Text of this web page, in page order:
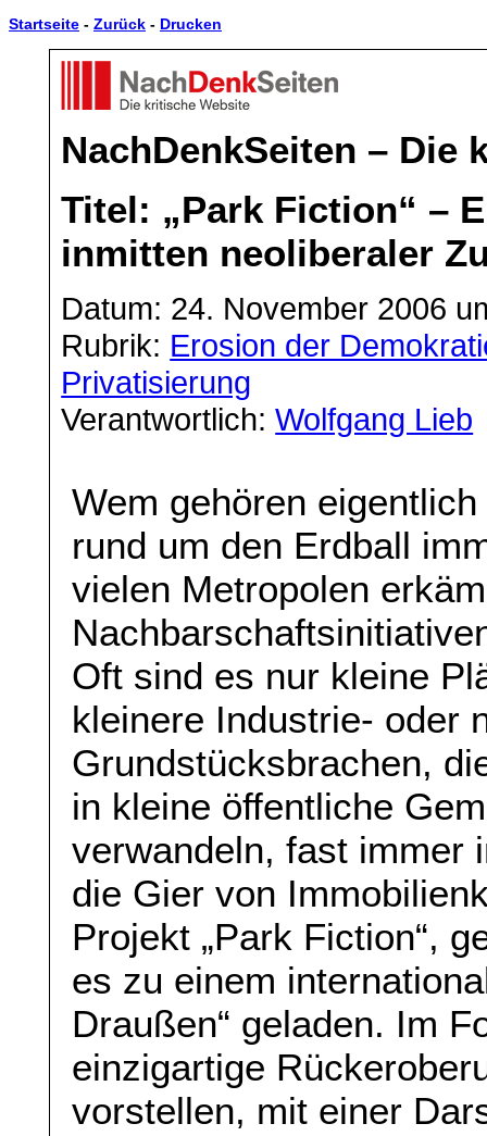
Startseite - Zurück - Drucken
NachDenkSeiten – Die
Titel: „Park Fiction“ –
inmitten neoliberaler
Datum: 24. November 2006
Rubrik: Erosion der
Privatisierung
Verantwortlich:Wolfgang Lieb
Wem gehören
rund um den Erdball
vielen Metropolen
Oft sind es nur kleine
kleinere Industrie- oder
Grundstücksbrachen,
in kleine öffentliche
verwandeln, fast immer
die Gier von
Projekt „Park Fiction“,
es zu einem
Draußen“ geladen. Im
einzigartige
vorstellen, mit einer